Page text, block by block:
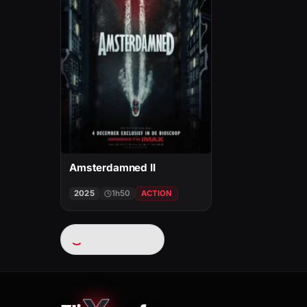
Amsterdamned II
2025 1h50 ACTION